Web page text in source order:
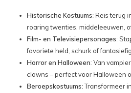
Historische Kostuums: Reis terug
roaring twenties, middeleeuwen,
Film- en Televisiepersonages:
favoriete held, schurk of
Horror en Halloween: Van
clowns – perfect voor Halloween
Beroepskostuums: Transformeer